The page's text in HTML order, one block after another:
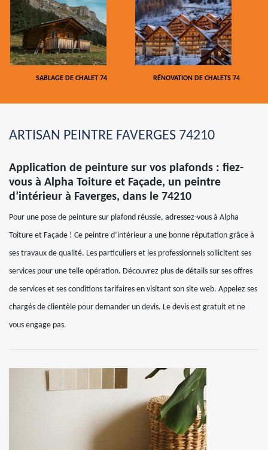
SABLAGE DE CHALET 74 RÉNOVATION DE CHALETS 74
ARTISAN PEINTRE FAVERGES 74210
Application de peinture sur vos plafonds : fiez-
vous à Alpha Toiture et Façade, un peintre
d’intérieur à Faverges, dans le 74210
Pour une pose de peinture sur plafond réussie, adressez-vous à Alpha
Toiture et Façade ! Ce peintre d’intérieur a une bonne réputation grâce à
ses travaux de qualité. Les particuliers et les professionnels sollicitent ses
services pour une telle opération. Découvrez plus de détails sur ses offres
de services et ses conditions tarifaires en visitant son site web. Appelez ses
chargés de clientèle pour demander un devis. Le devis est gratuit et ne
vous engage pas.